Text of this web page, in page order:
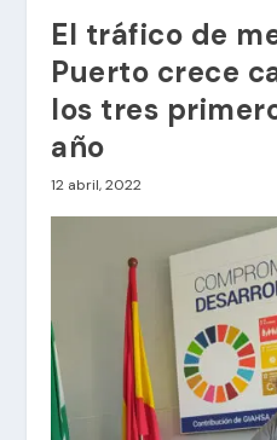
El tráfico de
Puerto crece
los tres
año
12 abril, 2022